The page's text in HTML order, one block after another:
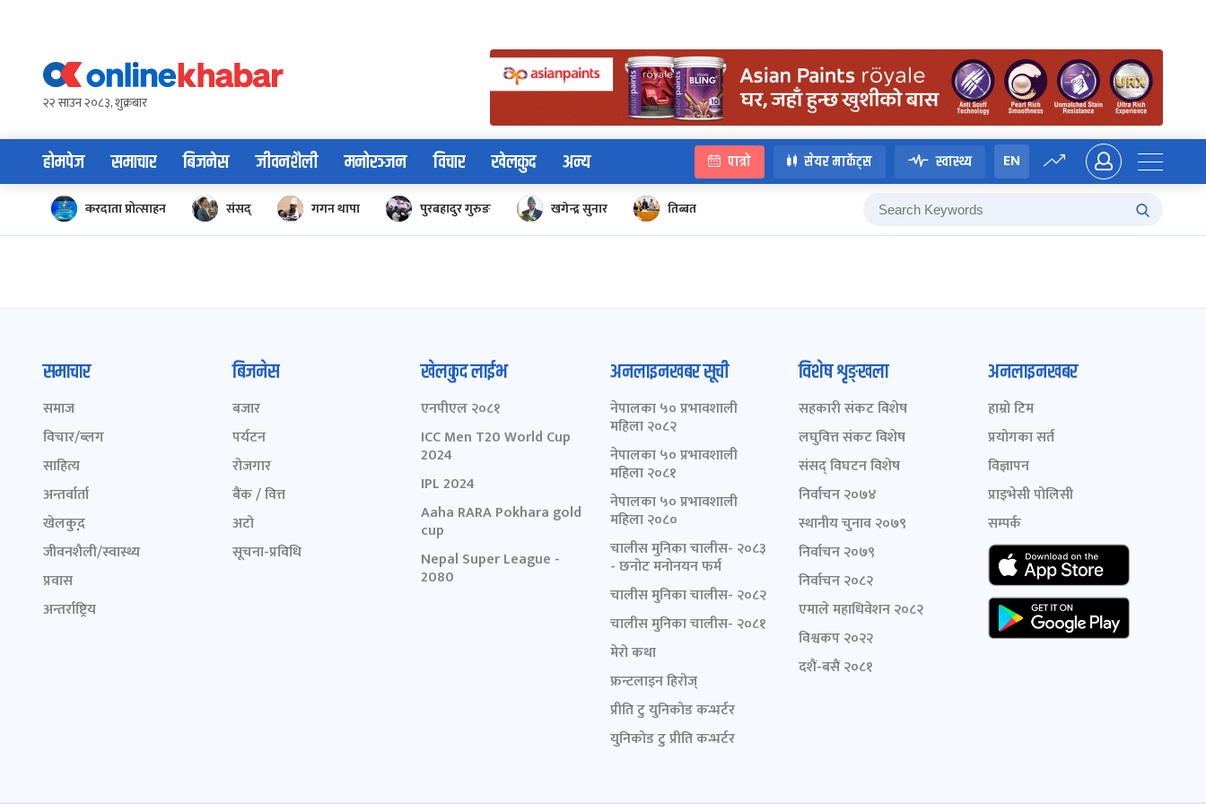
content२२ साउन २०८३, शुक्रबार
होमपेज समाचार बिजनेस जीवनशैली मनोरञ्जन विचार खेलकुद अन्य पात्रो सेयर मार्केट्स स्वास्थ्य EN
करदाता प्रोत्साहन संसद् गगन थापा पुरबहादुर गुरुङ खगेन्द्र सुनार तिब्बत
समाचार
समाज
विचार/ब्लग
साहित्य
अन्तर्वार्ता
खेलकुद़़
जीवनशैली/स्वास्थ्य
प्रवास
अन्तर्राष्ट्रिय
बिजनेस
बजार
पर्यटन
रोजगार
बैंक / वित्त
अटो
सूचना-प्रविधि
खेलकुद लाईभ
एनपीएल २०८१
ICC Men T20 World Cup
2024
IPL 2024
Aaha RARA Pokhara gold
cup
Nepal Super League -
2080
अनलाइनखबर सूची
नेपालका ५० प्रभावशाली
महिला २०८२
नेपालका ५० प्रभावशाली
महिला २०८१
नेपालका ५० प्रभावशाली
महिला २०८०
चालीस मुनिका चालीस- २०८३
- छनोट मनोनयन फर्म
चालीस मुनिका चालीस- २०८२
चालीस मुनिका चालीस- २०८१
मेरो कथा
फ्रन्टलाइन हिरोज्
प्रीति टु युनिकोड कन्भर्टर
युनिकोड टु प्रीति कन्भर्टर
विशेष शृङ्खला
सहकारी संकट विशेष
लघुवित्त संकट विशेष
संसद् विघटन विशेष
निर्वाचन २०७४
स्थानीय चुनाव २०७९
निर्वाचन २०७९
निर्वाचन २०८२
एमाले महाधिवेशन २०८२
विश्वकप २०२२
दशैं-बसैं २०८१
अनलाइनखबर
हाम्रो टिम
प्रयोगका सर्त
विज्ञापन
प्राइभेसी पोलिसी
सम्पर्क